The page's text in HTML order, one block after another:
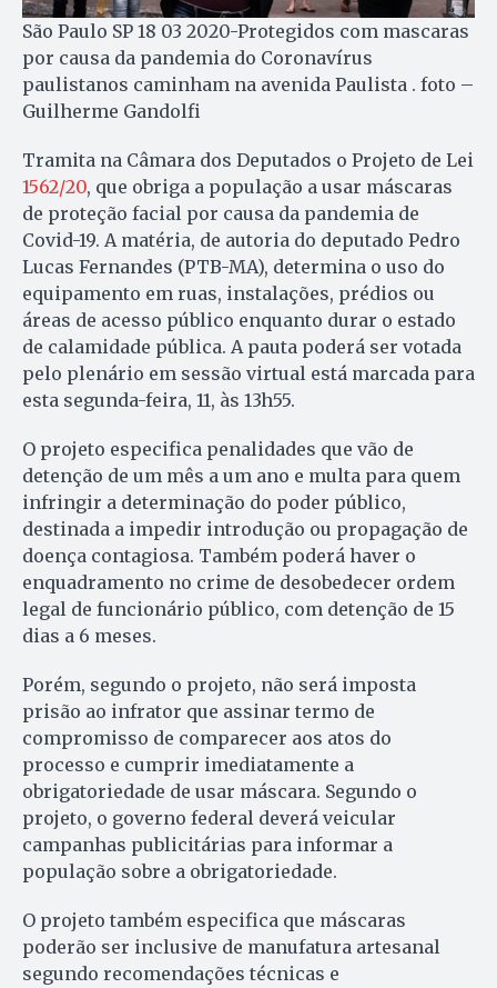
São Paulo SP 18 03 2020-Protegidos com mascaras
por causa da pandemia do Coronavírus
paulistanos caminham na avenida Paulista . foto –
Guilherme Gandolfi
Tramita na Câmara dos Deputados o Projeto de Lei
1562/20, que obriga a população a usar máscaras
de proteção facial por causa da pandemia de
Covid-19. A matéria, de autoria do deputado Pedro
Lucas Fernandes (PTB-MA), determina o uso do
equipamento em ruas, instalações, prédios ou
áreas de acesso público enquanto durar o estado
de calamidade pública. A pauta poderá ser votada
pelo plenário em sessão virtual está marcada para
esta segunda-feira, 11, às 13h55.
O projeto especifica penalidades que vão de
detenção de um mês a um ano e multa para quem
infringir a determinação do poder público,
destinada a impedir introdução ou propagação de
doença contagiosa. Também poderá haver o
enquadramento no crime de desobedecer ordem
legal de funcionário público, com detenção de 15
dias a 6 meses.
Porém, segundo o projeto, não será imposta
prisão ao infrator que assinar termo de
compromisso de comparecer aos atos do
processo e cumprir imediatamente a
obrigatoriedade de usar máscara. Segundo o
projeto, o governo federal deverá veicular
campanhas publicitárias para informar a
população sobre a obrigatoriedade.
O projeto também especifica que máscaras
poderão ser inclusive de manufatura artesanal
segundo recomendações técnicas e